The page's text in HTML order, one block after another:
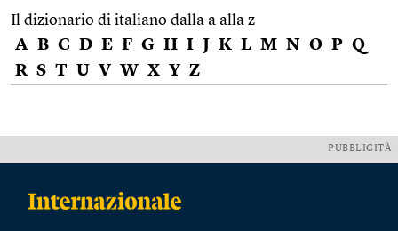
Il dizionario di italiano dalla a alla z
A B C D E F G H I J K L M N O P Q
R S T U V W X Y Z
PUBBLICITÀ